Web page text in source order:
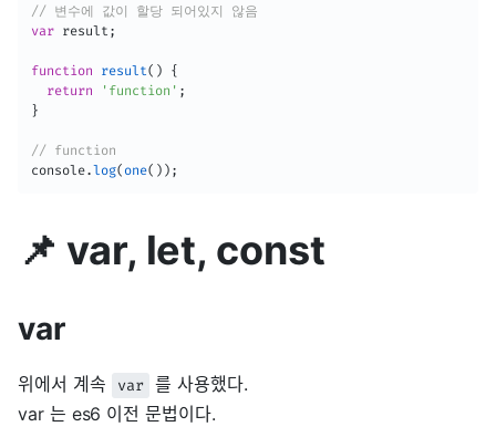
// 변수에 값이 할당 되어있지 않음
var result ;
function result( )
{
return
'function' ;
}
// function
console.log( one( ) ) ;
📌 var, let, const
var
위에서 계속 var 를 사용했다.
var 는 es6 이전 문법이다.